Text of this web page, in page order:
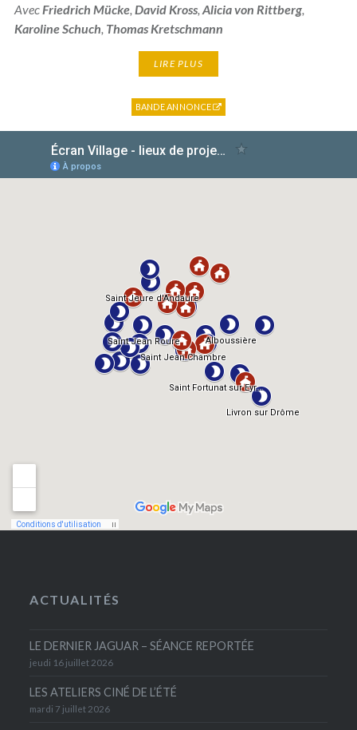
Avec Friedrich Mücke, David Kross, Alicia von Rittberg,
Karoline Schuch Thomas Kretschmann
LIRE PLUS
BANDE ANNONCE
ACTUALITÉS
LE DERNIER JAGUAR – SÉANCE REPORTÉE
jeudi 16 juillet 2026
LES ATELIERS CINÉ DE L’ÉTÉ
mardi 7 juillet 2026